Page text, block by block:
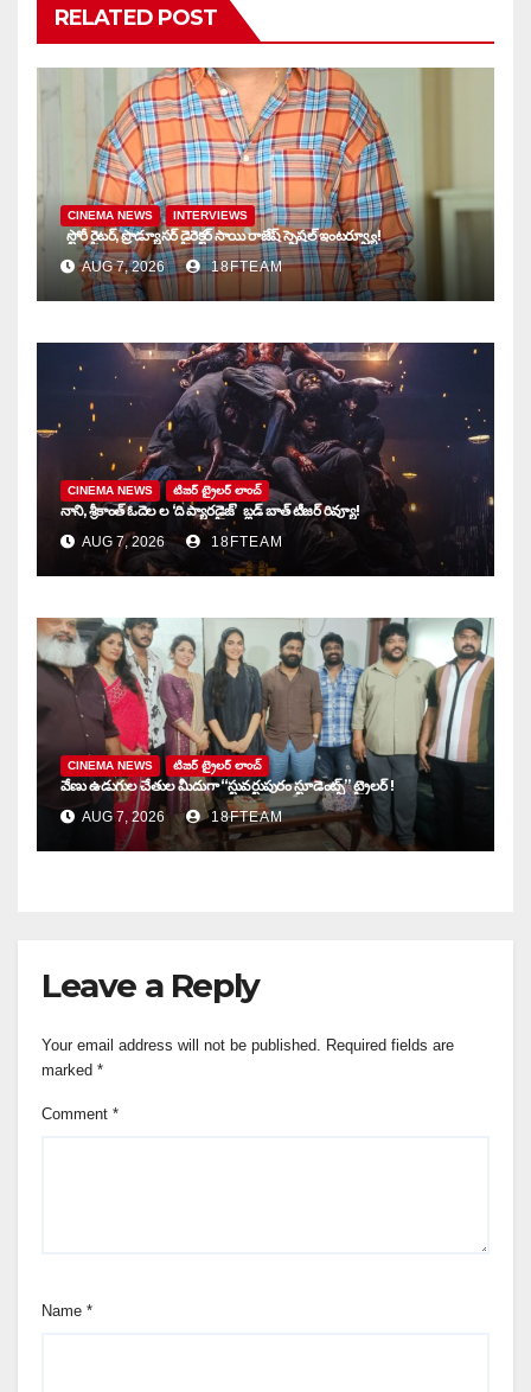
RELATED POST
CINEMA NEWS INTERVIEWS
స్టోరీ రైటర్, ప్రొడ్యూసర్ డైరెక్టర్ సాయి రాజేష్ స్పెషల్ ఇంటర్వ్యూ!
AUG 7, 2026 18FTEAM
CINEMA NEWS టిజర్ ట్రైలర్ లాంచ్
నాని, శ్రీకాంత్ ఓదెల ల ‘ది ప్యారడైజ్’ బ్లడ్ బాత్ టీజర్ రివ్యూ!
AUG 7, 2026 18FTEAM
CINEMA NEWS టిజర్ ట్రైలర్ లాంచ్
వేణు ఉడుగుల చేతుల మీదుగా “స్టువర్టుపురం స్టూడెంట్స్” ట్రైలర్ !
AUG 7, 2026 18FTEAM
Leave a Reply
Your email address will not be published. Required fields are
marked *
Comment *
Name *